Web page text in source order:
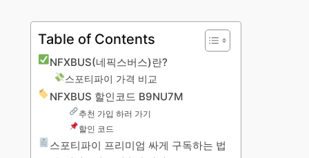
Table of Contents
NFXBUS(네픽스버스)란?
스포티파이 가격 비교
NFXBUS 할인코드 B9NU7M
추천 가입 하러 가기
할인 코드
스포티파이 프리미엄 싸게 구독하는 법